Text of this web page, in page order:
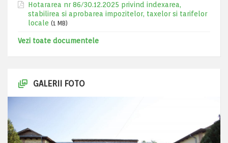
Hotararea nr 86/30.12.2025 privind indexarea,
stabilirea si aprobarea impozitelor, taxelor si tarifelor
locale (1 MB)
Vezi toate documentele
GALERII FOTO